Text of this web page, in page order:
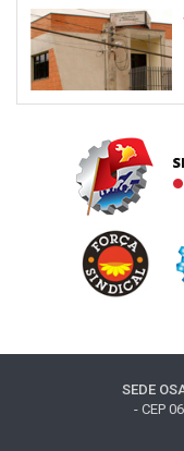
SEDE
- CEP